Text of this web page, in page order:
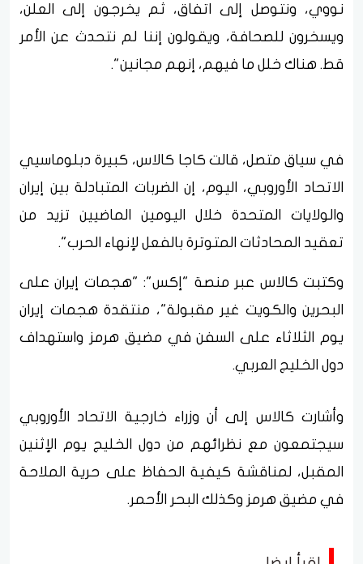
نووي، ونتوصل إلى اتفاق، ثم يخرجون إلى العلن،
ويسخرون للصحافة، ويقولون إننا لم نتحدث عن الأمر
قط. هناك خلل ما فيهم، إنهم مجانين".
في سياق متصل، قالت كاجا كالاس، كبيرة دبلوماسيي
الاتحاد الأوروبي، اليوم، إن الضربات المتبادلة بين إيران
والولايات المتحدة خلال اليومين الماضيين تزيد من
تعقيد المحادثات المتوترة بالفعل لإنهاء الحرب".
وكتبت كالاس عبر منصة "إكس": "هجمات إيران على
البحرين والكويت غير مقبولة"، منتقدة هجمات إيران
يوم الثلاثاء على السفن في مضيق هرمز واستهداف
دول الخليج العربي.
وأشارت كالاس إلى أن وزراء خارجية الاتحاد الأوروبي
سيجتمعون مع نظرائهم من دول الخليج يوم الإثنين
المقبل، لمناقشة كيفية الحفاظ على حرية الملاحة
في مضيق هرمز وكذلك البحر الأحمر.